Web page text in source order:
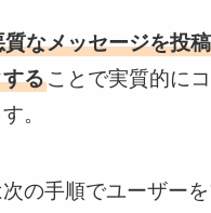
質なメッセージを投
ることで実質的に
。
の手順でユーザー